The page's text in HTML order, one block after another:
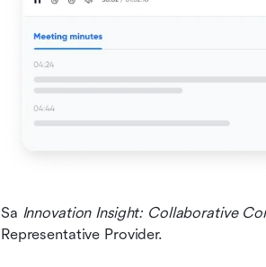
Sa Innovation Insight: Collaborative
Representative Provider.